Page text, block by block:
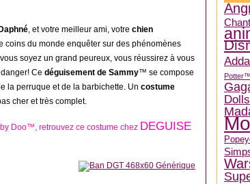
, et votre meilleur ami, votre chien
coins du monde enquêter sur des phénomènes
soyez un grand peureux, vous réussirez à vous
Ce déguisement de Sammy™ se compose
la perruque et de la barbichette. Un costume
cher et très complet.
Doo™, retrouvez ce costume chez DEGUISE
Potter™